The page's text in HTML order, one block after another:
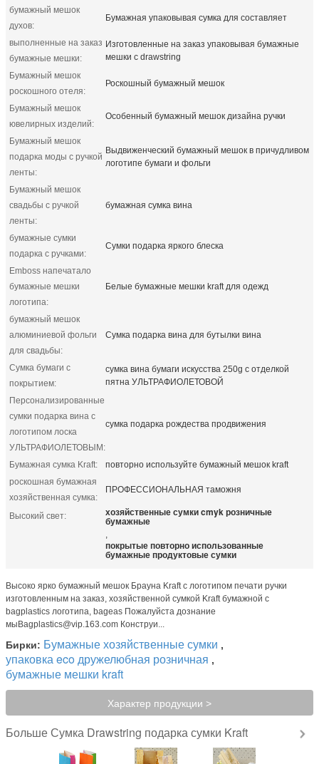
бумажный мешок
духов:
Бумажная упаковывая сумка для составляет
выполненные на заказ
бумажные мешки:
Изготовленные на заказ упаковывая бумажные
мешки с drawstring
Бумажный мешок
роскошного отеля:
Роскошный бумажный мешок
Бумажный мешок
ювелирных изделий:
Особенный бумажный мешок дизайна ручки
Бумажный мешок
подарка моды с ручкой
ленты:
Выдвиженческий бумажный мешок в причудливом
логотипе бумаги и фольги
Бумажный мешок
свадьбы с ручкой
ленты:
бумажная сумка вина
бумажные сумки
подарка с ручками:
Сумки подарка яркого блеска
Emboss напечатало
бумажные мешки
логотипа:
Белые бумажные мешки kraft для одежд
бумажный мешок
алюминиевой фольги
для свадьбы:
Сумка подарка вина для бутылки вина
Сумка бумаги с
покрытием:
сумка вина бумаги искусства 250g с отделкой
пятна УЛЬТРАФИОЛЕТОВОЙ
Персонализированные
сумки подарка вина с
логотипом лоска
УЛЬТРАФИОЛЕТОВЫМ:
сумка подарка рождества продвижения
Бумажная сумка Kraft:
повторно используйте бумажный мешок kraft
роскошная бумажная
хозяйственная сумка:
ПРОФЕССИОНАЛЬНАЯ таможня
Высокий свет: хозяйственные сумки cmyk розничные
бумажные
,
покрытые повторно использованные
бумажные продуктовые сумки
Высоко ярко бумажный мешок Брауна Kraft с логотипом печати ручки
изготовленным на заказ, хозяйственной сумкой Kraft бумажной с
bagplastics логотипа, bageas Пожалуйста дознание
мыBagplastics@vip.163.com Конструи...
Бирки: Бумажные хозяйственные сумки ,
упаковка eco дружелюбная розничная ,
бумажные мешки kraft
Характер продукции >
Больше Сумка Drawstring подарка сумки Kraft